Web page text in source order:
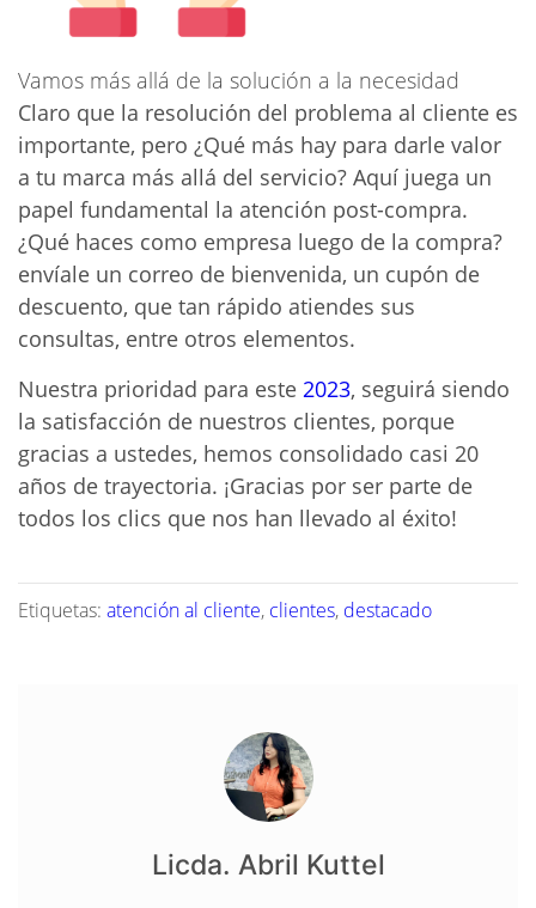
Vamos más allá de la solución a la necesidad
Claro que la resolución del problema al cliente es
importante, pero ¿Qué más hay para darle valor
a tu marca más allá del servicio? Aquí juega un
papel fundamental la atención post-compra.
¿Qué haces como empresa luego de la compra?
envíale un correo de bienvenida, un cupón de
descuento, que tan rápido atiendes sus
consultas, entre otros elementos.
Nuestra prioridad para este 2023, seguirá siendo
la satisfacción de nuestros clientes, porque
gracias a ustedes, hemos consolidado casi 20
años de trayectoria. ¡Gracias por ser parte de
todos los clics que nos han llevado al éxito!
Etiquetas: atención al cliente, clientes, destacado
Licda. Abril Kuttel